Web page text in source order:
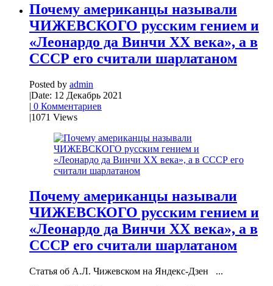
Почему американцы называли
ЧИЖЕВСКОГО русским гением и
«Леонардо да Винчи XX века», а в
СCСР его считали шарлатаном
Posted by admin
|Date: 12 Декабрь 2021
| 0 Комментариев
|1071 Views
Почему американцы называли
ЧИЖЕВСКОГО русским гением и
«Леонардо да Винчи XX века», а в
СCСР его считали шарлатаном
Статья об А.Л. Чижевском на Яндекс-Дзен ...